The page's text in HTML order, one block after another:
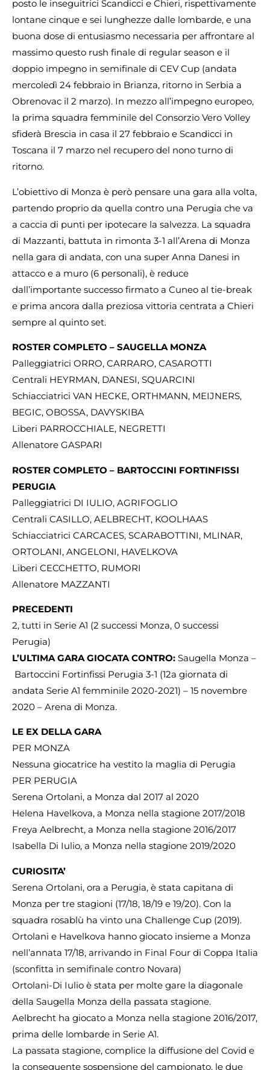
posto le inseguitrici Scandicci e Chieri, rispettivamente
lontane cinque e sei lunghezze dalle lombarde, e una
buona dose di entusiasmo necessaria per affrontare al
massimo questo rush finale di regular season e il
doppio impegno in semifinale di CEV Cup (andata
mercoledì 24 febbraio in Brianza, ritorno in Serbia a
Obrenovac il 2 marzo). In mezzo all’impegno europeo,
la prima squadra femminile del Consorzio Vero Volley
sfiderà Brescia in casa il 27 febbraio e Scandicci in
Toscana il 7 marzo nel recupero del nono turno di
ritorno.
L’obiettivo di Monza è però pensare una gara alla volta,
partendo proprio da quella contro una Perugia che va
a caccia di punti per ipotecare la salvezza. La squadra
di Mazzanti, battuta in rimonta 3-1 all’Arena di Monza
nella gara di andata, con una super Anna Danesi in
attacco e a muro (6 personali), è reduce
dall’importante successo firmato a Cuneo al tie-break
e prima ancora dalla preziosa vittoria centrata a Chieri
sempre al quinto set.
ROSTER COMPLETO – SAUGELLA MONZA
Palleggiatrici ORRO, CARRARO, CASAROTTI
Centrali HEYRMAN, DANESI, SQUARCINI
Schiacciatrici VAN HECKE, ORTHMANN, MEIJNERS,
BEGIC, OBOSSA, DAVYSKIBA
Liberi PARROCCHIALE, NEGRETTI
Allenatore GASPARI
ROSTER COMPLETO – BARTOCCINI FORTINFISSI
PERUGIA
Palleggiatrici DI IULIO, AGRIFOGLIO
Centrali CASILLO, AELBRECHT, KOOLHAAS
Schiacciatrici CARCACES, SCARABOTTINI, MLINAR,
ORTOLANI, ANGELONI, HAVELKOVA
Liberi CECCHETTO, RUMORI
Allenatore MAZZANTI
PRECEDENTI
2, tutti in Serie A1 (2 successi Monza, 0 successi
Perugia)
L’ULTIMA GARA GIOCATA CONTRO: Saugella Monza –
Bartoccini Fortinfissi Perugia 3-1 (12a giornata di
andata Serie A1 femminile 2020-2021) – 15 novembre
2020 – Arena di Monza.
LE EX DELLA GARA
PER MONZA
Nessuna giocatrice ha vestito la maglia di Perugia
PER PERUGIA
Serena Ortolani, a Monza dal 2017 al 2020
Helena Havelkova, a Monza nella stagione 2017/2018
Freya Aelbrecht, a Monza nella stagione 2016/2017
Isabella Di Iulio, a Monza nella stagione 2019/2020
CURIOSITA’
Serena Ortolani, ora a Perugia, è stata capitana di
Monza per tre stagioni (17/18, 18/19 e 19/20). Con la
squadra rosablù ha vinto una Challenge Cup (2019).
Ortolani e Havelkova hanno giocato insieme a Monza
nell’annata 17/18, arrivando in Final Four di Coppa Italia
(sconfitta in semifinale contro Novara)
Ortolani-Di Iulio è stata per molte gare la diagonale
della Saugella Monza della passata stagione.
Aelbrecht ha giocato a Monza nella stagione 2016/2017,
prima delle lombarde in Serie A1.
La passata stagione, complice la diffusione del Covid e
la conseguente sospensione del campionato, le due